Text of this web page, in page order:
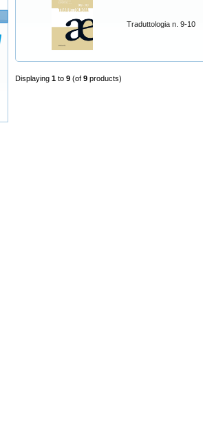
Traduttologia n. 9-10
Displaying 1 to 9 (of 9 products)